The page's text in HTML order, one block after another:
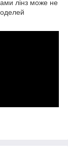
лінз може не